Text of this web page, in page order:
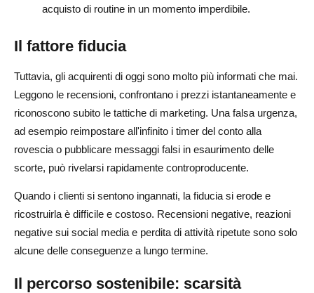
acquisto di routine in un momento imperdibile.
Il fattore fiducia
Tuttavia, gli acquirenti di oggi sono molto più informati che mai.
Leggono le recensioni, confrontano i prezzi istantaneamente e
riconoscono subito le tattiche di marketing. Una falsa urgenza,
ad esempio reimpostare all'infinito i timer del conto alla
rovescia o pubblicare messaggi falsi in esaurimento delle
scorte, può rivelarsi rapidamente controproducente.
Quando i clienti si sentono ingannati, la fiducia si erode e
ricostruirla è difficile e costoso. Recensioni negative, reazioni
negative sui social media e perdita di attività ripetute sono solo
alcune delle conseguenze a lungo termine.
Il percorso sostenibile: scarsità